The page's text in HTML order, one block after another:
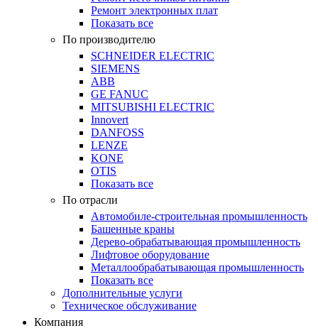
Ремонт электронных плат
Показать все
По производителю
SCHNEIDER ELECTRIC
SIEMENS
ABB
GE FANUC
MITSUBISHI ELECTRIC
Innovert
DANFOSS
LENZE
KONE
OTIS
Показать все
По отрасли
Автомобиле-строительная промышленность
Башенные краны
Дерево-обрабатывающая промышленность
Лифтовое оборудование
Металлообрабатывающая промышленность
Показать все
Дополнительные услуги
Техническое обслуживание
Компания